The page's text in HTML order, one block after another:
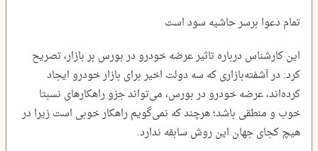
تمام دعوا برسر حاشیه سود است
این کارشناس درباره تاثیر عرضه خودرو در بورس بر بازار، تصریح
کرد: در آشفته‌بازاری که سه دولت اخیر برای بازار خودرو ایجاد
کرده‌اند، عرضه خودرو در بورس، می‌تواند جزو راهکارهای نسبتا
خوب و منطقی باشد؛ هرچند که نمی‌گویم راهکار خوبی است زیرا در
هیچ کجای جهان این روش سابقه ندارد.